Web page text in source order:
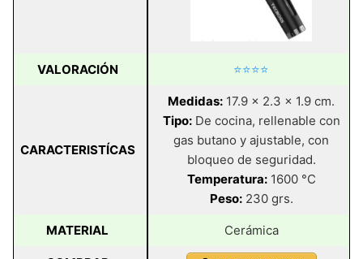
VALORACIÓN ⭐⭐⭐⭐
CARACTERISTÍCAS
Medidas: 17.9 x 2.3 x 1.9 cm.
Tipo:De cocina, rellenable con
gas butano y ajustable, con
bloqueo de seguridad.
Temperatura:1600 °C
Peso:230 grs.
MATERIAL Cerámica